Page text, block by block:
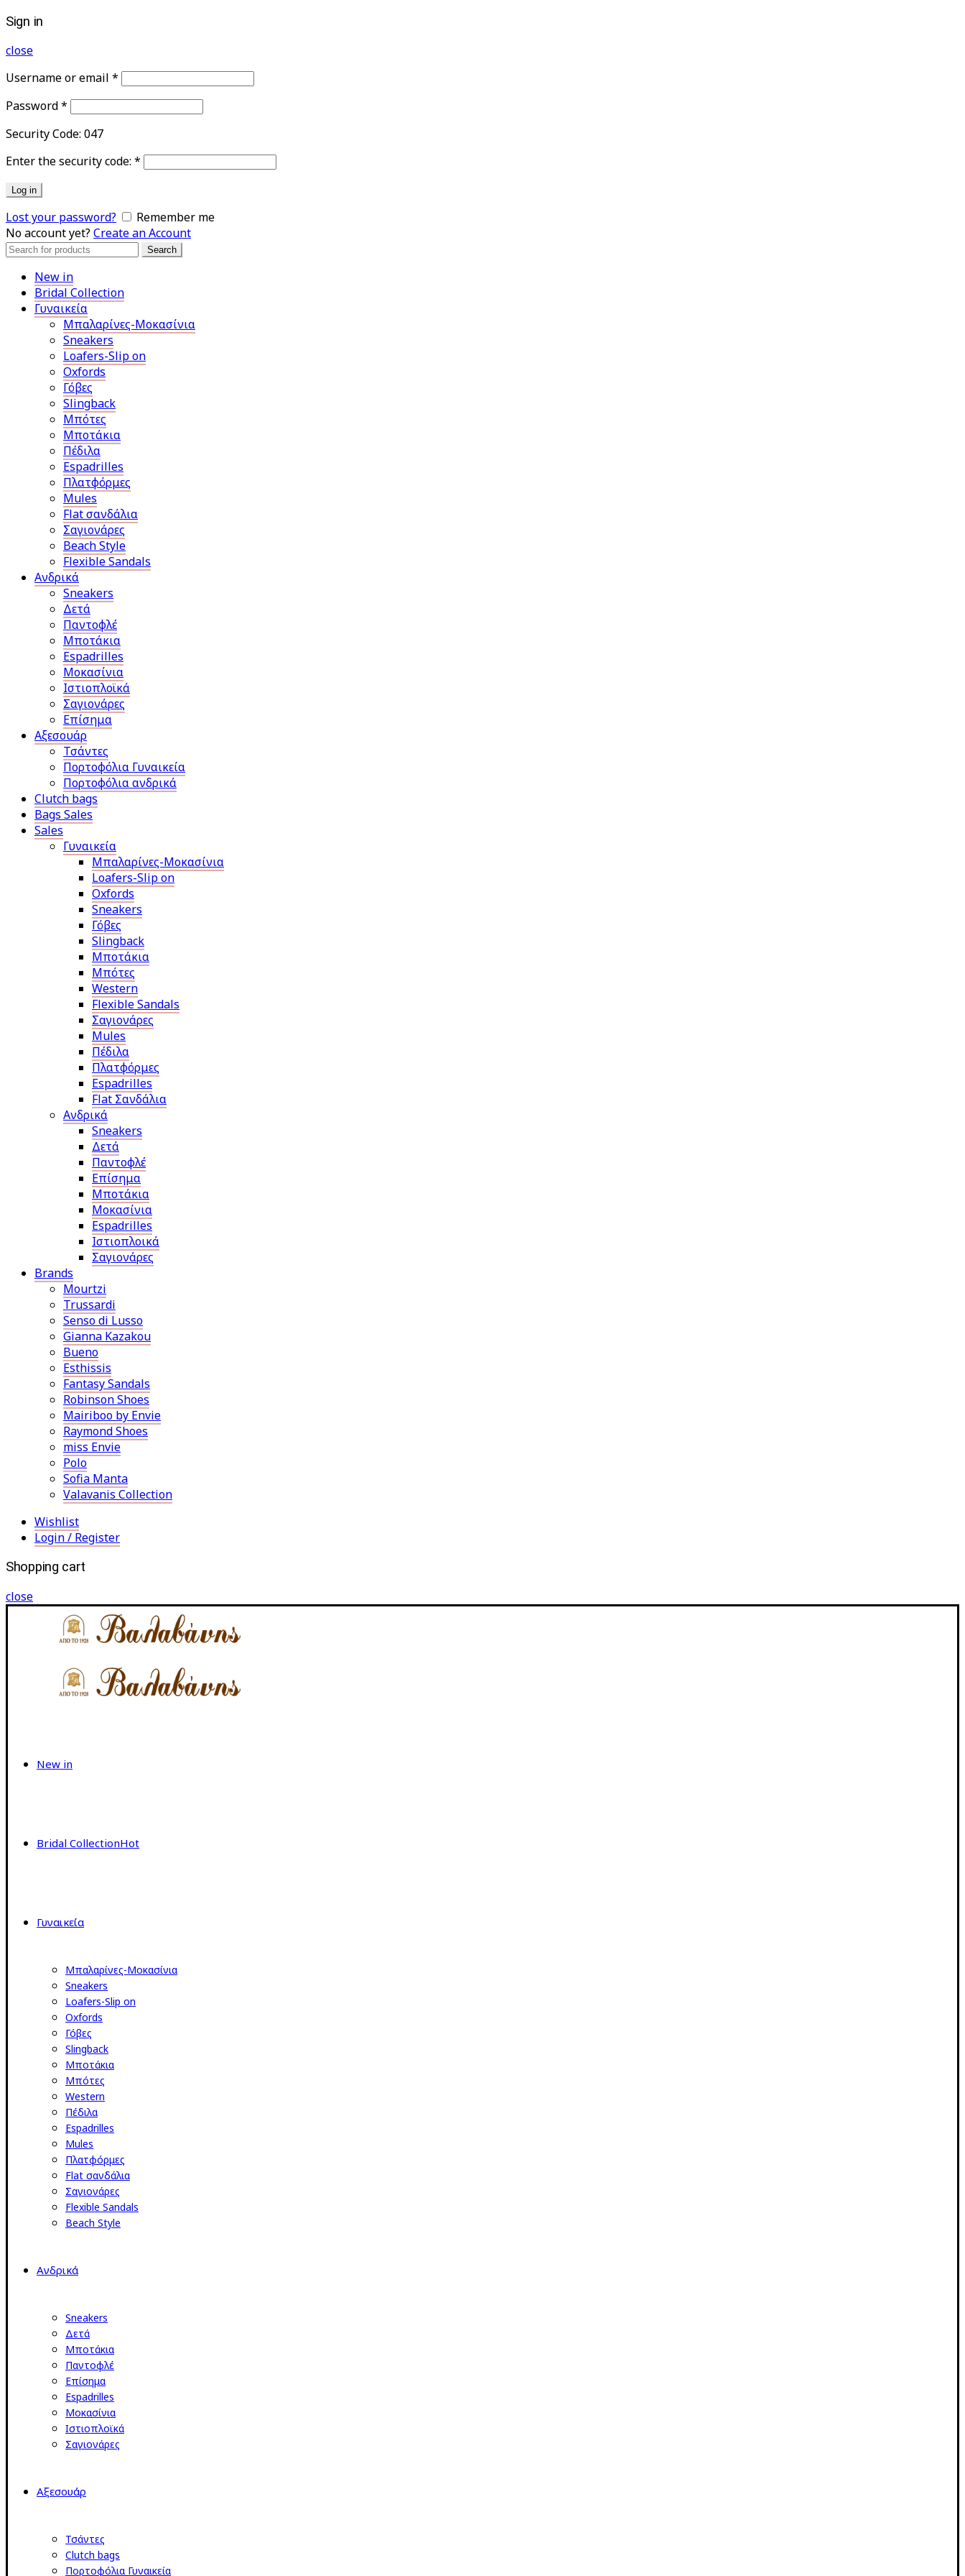
Sign in
close
Username or email *
Password*
Security Code: 047
Enter the security code: *
Log in
Lost your password?
Remember me
No account yet? Create an Account
Search
Search
New in
Bridal Collection
Γυναικεία
Μπαλαρίνες-Μοκασίνια
Sneakers
Loafers-Slip on
Oxfords
Γόβες
Slingback
Μπότες
Μποτάκια
Πέδιλα
Espadrilles
Πλατφόρμες
Mules
Flat σανδάλια
Σαγιονάρες
Beach Style
Flexible Sandals
Ανδρικά
Sneakers
Δετά
Παντοφλέ
Μποτάκια
Espadrilles
Μοκασίνια
Ιστιοπλοϊκά
Σαγιονάρες
Επίσημα
Αξεσουάρ
Τσάντες
Πορτοφόλια Γυναικεία
Πορτοφόλια ανδρικά
Clutch bags
Bags Sales
Sales
Γυναικεία
Μπαλαρίνες-Μοκασίνια
Loafers-Slip on
Oxfords
Sneakers
Γόβες
Slingback
Μποτάκια
Μπότες
Western
Flexible Sandals
Σαγιονάρες
Mules
Πέδιλα
Πλατφόρμες
Espadrilles
Flat Σανδάλια
Ανδρικά
Sneakers
Δετά
Παντοφλέ
Επίσημα
Μποτάκια
Μοκασίνια
Espadrilles
Ιστιοπλοικά
Σαγιονάρες
Brands
Mourtzi
Trussardi
Senso di Lusso
Gianna Kazakou
Bueno
Esthissis
Fantasy Sandals
Robinson Shoes
Mairiboo by Envie
Raymond Shoes
miss Envie
Polo
Sofia Manta
Valavanis Collection
Wishlist
Login / Register
Shopping cart
close
New in
Bridal CollectionHot
Γυναικεία
Μπαλαρίνες-Μοκασίνια
Sneakers
Loafers-Slip on
Oxfords
Γόβες
Slingback
Μποτάκια
Μπότες
Western
Πέδιλα
Espadrilles
Mules
Πλατφόρμες
Flat σανδάλια
Σαγιονάρες
Flexible Sandals
Beach Style
Ανδρικά
Sneakers
Δετά
Μποτάκια
Παντοφλέ
Επίσημα
Espadrilles
Μοκασίνια
Ιστιοπλοϊκά
Σαγιονάρες
Αξεσουάρ
Τσάντες
Clutch bags
Πορτοφόλια Γυναικεία